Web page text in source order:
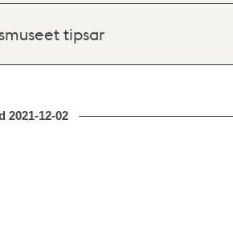
tipsar
2021-12-02